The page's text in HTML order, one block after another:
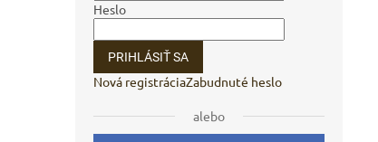
Heslo
PRIHLÁSIŤ SA
Nová registráciaZabudnuté heslo
alebo